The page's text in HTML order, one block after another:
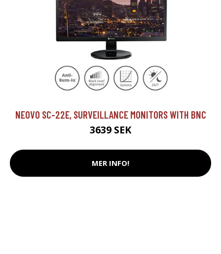
NEOVO SC-22E, SURVEILLANCE MONITORS WITH BNC
3639 SEK
MER INFO!